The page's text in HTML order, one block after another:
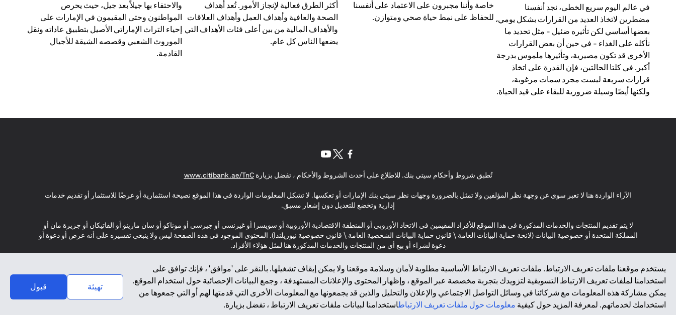
↑
في عالم اليوم سريع الخطى، نجد أنفسنا
مضطرين لاتخاذ العديد من القرارات بشكل يومي،
بعضها أساسي لكن تأثيره ضئيل - مثل تحديد ما
نأكله على الغداء - في حين أن بعض القرارات
الأخرى قد تكون مصيرية، وتأثيرها ملموس بدرجة
أكبر. في كلتا الحالتين، فإن القدرة على اتخاذ
قرارات سريعة ليست مجرد سمات مرغوبة،
ولكنها أيضًا وسيلة ضرورية للبقاء على قيد الحياة.
خاصة وأننا مجبرون على الاعتماد على أنفسنا
للحفاظ على نمط حياة صحي ومتوازن.
أكثر الطرق فعالية لإنجاز الأمور. تُعد أهداف
الصحة والعافية وأهداف العمل وأهداف العلاقات
والأهداف المالية من بين أعلى فئات الأهداف التي
يضعها الناس كل عام.
والاحتفاء بها جيلاً بعد جيل، حيث يحرص
المواطنون وحتى المقيمون في الإمارات على
إحياء التراث الإماراتي الأصيل بتطبيق عاداته ونقل
الموروث الشعبي وقصصه الشيقة للأجيال
القادمة.
يستخدم موقعنا ملفات تعريف الارتباط. ملفات تعريف الارتباط الأساسية مطلوبة لأمان وسلامة موقعنا ولا يمكن إيقاف تشغيلها. بالنقر على 'موافق' ، فإنك توافق على
استخدامنا لملفات تعريف الارتباط التسويقية لتزويدك بتجربة مخصصة عبر الموقع ، وإظهار المحتوى والإعلانات المستهدفة ، وجمع البيانات الإحصائية حول استخدام الموقع.
يمكن مشاركة هذه المعلومات مع شركائنا في وسائل التواصل الاجتماعي والإعلان والتحليل والذين قد يجمعونها مع المعلومات الأخرى التي قدمتها لهم أو التي جمعوها من
استخدامك لخدماتهم. لمعرفة المزيد حول كيفية معلومات حول ملفات تعريف الارتباطاستخدامنا لبيانات ملفات تعريف الارتباط ، تفضل بزيارة.
تهيئة قبول
تُطبق شروط وأحكام سيتي بنك. للاطلاع على أحدث الشروط والأحكام ، تفضل بزيارةwww.citibank.ae/TnC
(opens in a new tab)
الآراء الواردة هنا لا تعبر سوى عن وجهة نظر المؤلفين ولا تمثل بالضرورة وجهات نظر سيتي بنك الإمارات أو تعكسها. لا تشكل المعلومات الواردة في هذا الموقع نصيحة استثمارية أو عرضًا للاستثمار أو تقديم خدمات
إدارية وتخضع للتعديل دون إشعار مسبق.
لا يتم تقديم المنتجات والخدمات المذكورة في هذا الموقع للأفراد المقيمين في الاتحاد الأوروبي أو المنطقة الاقتصادية الأوروبية أو سويسرا أو غيرنسي أو جيرسي أو موناكو أو سان مارينو أو الفاتيكان أو جزيرة مان أو
المملكة المتحدة أو خصوصية البيانات (لائحة حماية البيانات العامة \ قانون حماية البيانات الشخصية العامة \ قانون خصوصية نيوزيلندا). المحتوى الموجود في هذه الصفحة ليس ولا ينبغي تفسيره على أنه عرض أو دعوة أو
دعوة لشراء أو بيع أي من المنتجات والخدمات المذكورة هنا لمثل هؤلاء الأفراد.
*GDPR – اللائحة العامة لحماية البيانات؛ * LGPD – Lei Geral de Proteção de Dados Pessoais ; *NZPA – قانون الخصوصية النيوزيلندي
2025 citibank.ae